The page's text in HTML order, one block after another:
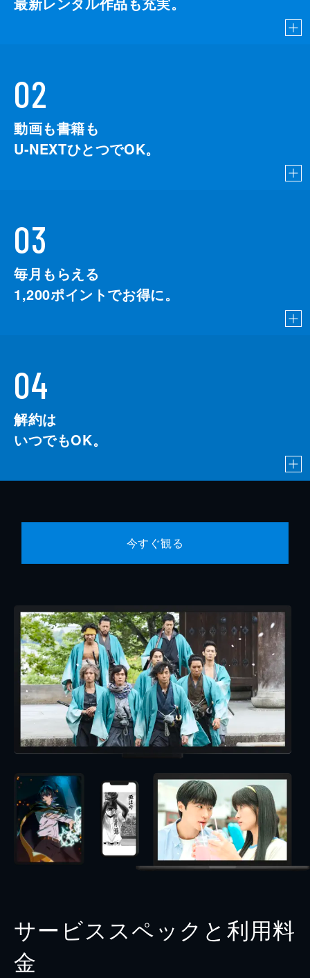
02
動画も書籍も
U-NEXTひとつでOK。
03
毎月もらえる
1,200ポイントでお得に。
04
解約は
いつでもOK。
今すぐ観る
サービススペックと利用料
金